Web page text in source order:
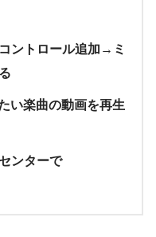
ントロール追加→ミ
い楽曲の動画を再生
ンターで